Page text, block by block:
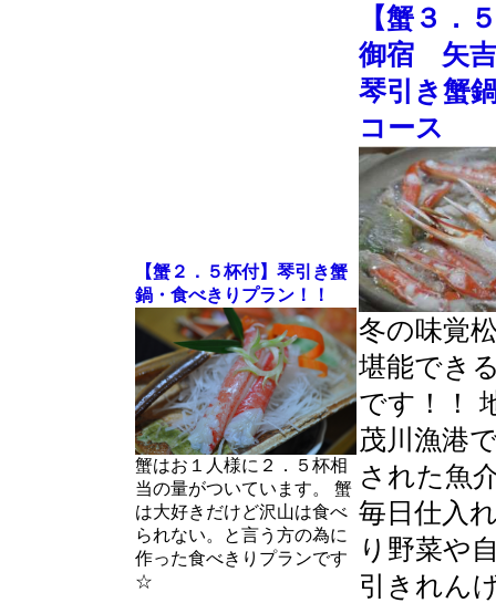
【蟹２．５杯付】琴引き蟹
鍋・食べきりプラン！！
蟹はお１人様に２．５杯相
当の量がついています。 蟹
は大好きだけど沢山は食べ
られない。と言う方の為に
作った食べきりプランです
☆
【蟹３．
御宿 矢
琴引き蟹
コース
冬の味覚
堪能でき
です！！
茂川漁港
された魚
毎日仕入
り野菜や
引きれん